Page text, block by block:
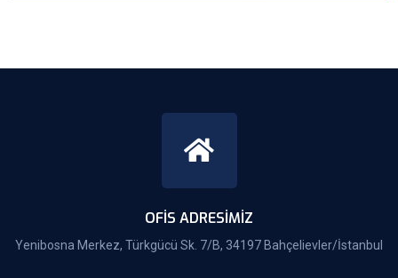
OFIS ADRESIMIZ
Yenibosna Merkez, Türkgücü Sk. 7/B, 34197 Bahçelievler/İstanbul